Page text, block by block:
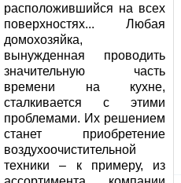
расположившийся на всех
поверхностях... Любая
домохозяйка,
вынужденная проводить
значительную часть
времени на кухне,
сталкивается с этими
проблемами. Их решением
станет приобретение
воздухоочистительной
техники – к примеру, из